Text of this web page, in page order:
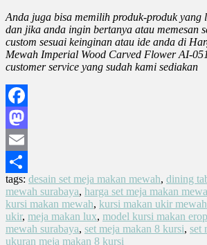
Anda juga bisa memilih produk-produk yang
dan jika anda ingin bertanya atau memesan
custom sesuai keinginan atau ide anda di
Mewah Imperial Wood Carved Flower AI-
customer service yang sudah kami sediakan
Facebook
Mastodon
Email
Share
tags: desain set meja makan mewah, dining
mewah surabaya, harga set meja makan
kursi makan mewah, kursi makan ukir mewah
ukir, meja makan lux, model kursi makan
mewah surabaya, set meja makan 8 kursi, set
ukuran meja makan 8 kursi